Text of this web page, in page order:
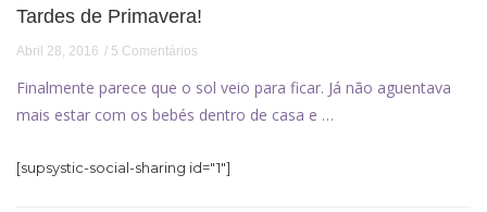
Tardes de Primavera!
Abril 28, 2016 5 Comentários
Finalmente parece que o sol veio para ficar. Já não aguentava
mais estar com os bebés dentro de casa e …
[supsystic-social-sharing id="1"]